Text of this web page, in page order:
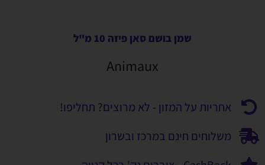
שמן בושם סאן פיזה 10 מ"ל
Animaux
אחריות על המזון - לא מרוצים? תחליפו!
משלוחים חינם במרכז ובשרון